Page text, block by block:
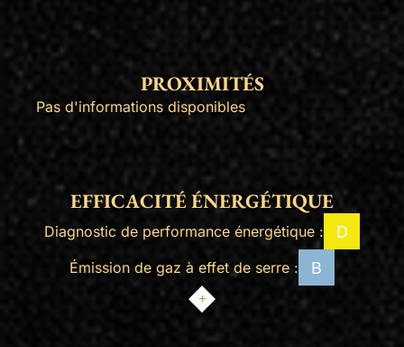
PROXIMITÉS
Pas d'informations disponibles
EFFICACITÉ ÉNERGÉTIQUE
Diagnostic de performance énergétique : D
Émission de gaz à effet de serre : B